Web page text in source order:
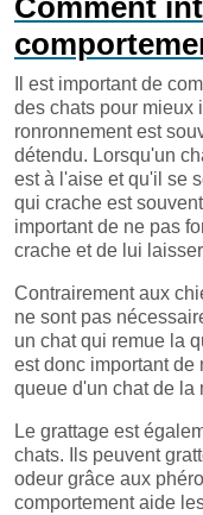
Comment
Il est important de
des chats pour mieux
ronronnement est
détendu. Lorsqu'un
est à l'aise et qu'il se
qui crache est
important de ne pas
crache et de lui
Contrairement aux
ne sont pas
un chat qui remue la
est donc important de
queue d'un chat de la
Le grattage est
chats. Ils peuvent
odeur grâce aux
comportement aide